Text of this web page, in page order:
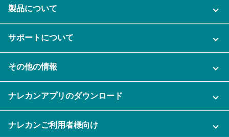
製品について
ご利用企業様の声
セキュリティ
資料をダウンロードする
サポートについて
充実サポート
その他の情報
セミナー一覧
ナレカンアプリのダウンロード
ナレカンご利用者様向け